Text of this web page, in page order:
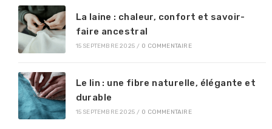
La laine : chaleur, confort et savoir-
faire ancestral
15 SEPTEMBRE 2025 / 0 COMMENTAIRE
Le lin : une fibre naturelle, élégante et
durable
15 SEPTEMBRE 2025 / 0 COMMENTAIRE